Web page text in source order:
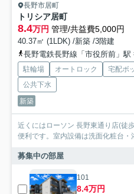
長野市居町
トリシア居町
8.4万円 管理/共益費5,000円
40.37㎡ (1LDK) /新築 /3階建
長野電鉄長野線「市役所前」駅
駐輪場 オートロック 宅配ボ
公共下水
新築
近くにはローソン 長野東通り店(徒
便利です。室内設備は洗面化粧台・
募集中の部屋
101
8.4万円